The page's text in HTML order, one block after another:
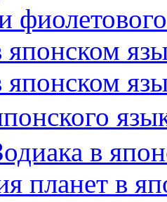
японском
японском
в
планет в